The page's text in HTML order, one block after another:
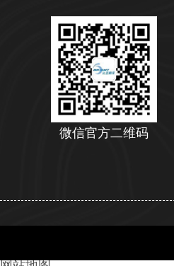
微信官方二维码